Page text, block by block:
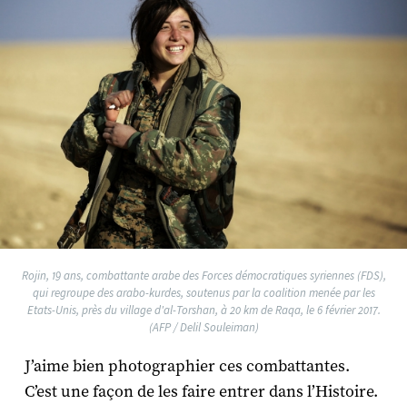
Rojin, 19 ans, combattante arabe des Forces démocratiques syriennes (FDS),
qui regroupe des arabo-kurdes, soutenus par la coalition menée par les
Etats-Unis, près du village d'al-Torshan, à 20 km de Raqa, le 6 février 2017.
(AFP / Delil Souleiman)
J’aime bien photographier ces combattantes.
C’est une façon de les faire entrer dans l’Histoire.